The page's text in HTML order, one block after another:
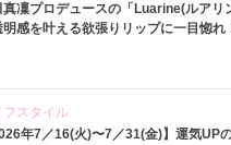
真凜プロデュースの「Luarine(ルアリ
明感を叶える欲張りリップに一目惚れ
フスタイル
年7／16(火)〜7／31(金)】運気UP